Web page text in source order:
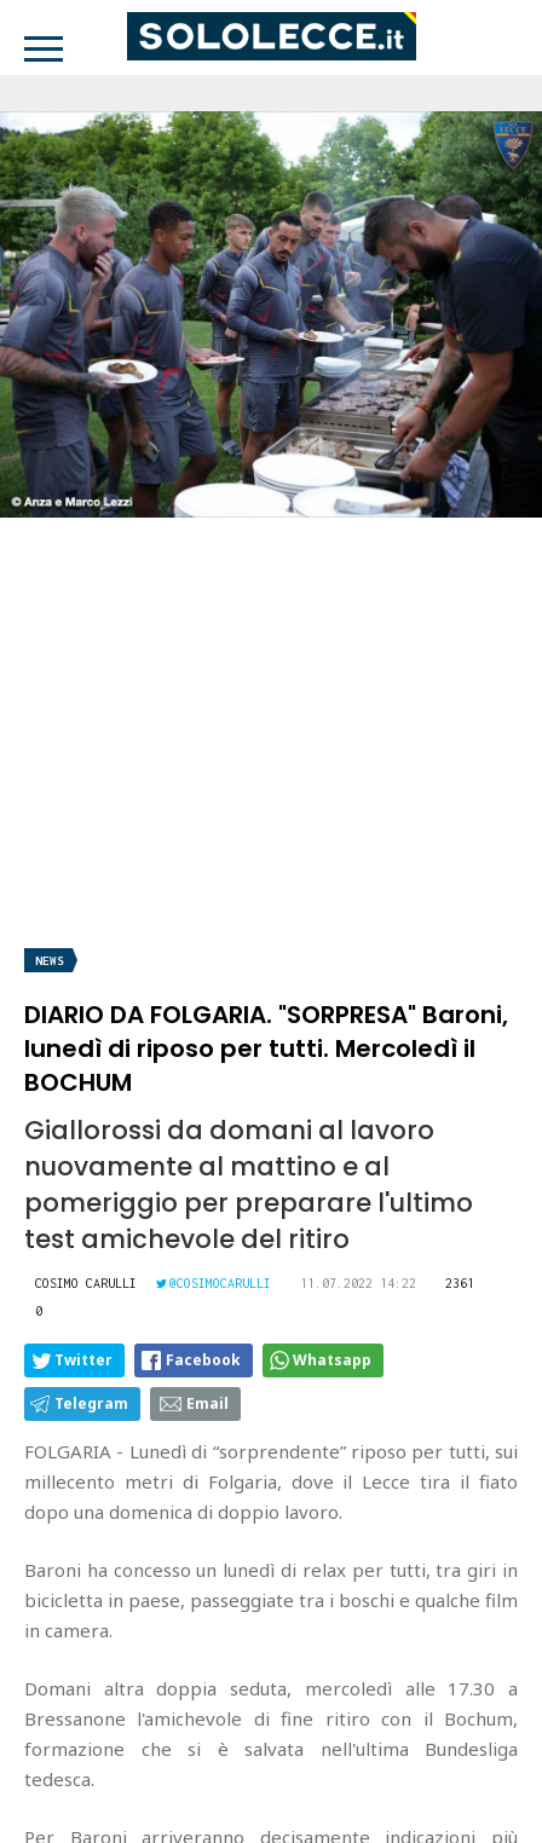
NEWS
DIARIO DA FOLGARIA. "SORPRESA" Baroni,
lunedì di riposo per tutti. Mercoledì il
BOCHUM
Giallorossi da domani al lavoro
nuovamente al mattino e al
pomeriggio per preparare l'ultimo
test amichevole del ritiro
COSIMO CARULLI @COSIMOCARULLI 11.07.2022 14:22
2361
0
Twitter Facebook Whatsapp
Telegram Email
FOLGARIA - Lunedì di “sorprendente” riposo per tutti, sui
millecento metri di Folgaria, dove il Lecce tira il fiato
dopo una domenica di doppio lavoro.
Baroni ha concesso un lunedì di relax per tutti, tra giri in
bicicletta in paese, passeggiate tra i boschi e qualche film
in camera.
Domani altra doppia seduta, mercoledì alle 17.30 a
Bressanone l'amichevole di fine ritiro con il Bochum,
formazione che si è salvata nell'ultima Bundesliga
tedesca.
Per Baroni arriveranno decisamente indicazioni più